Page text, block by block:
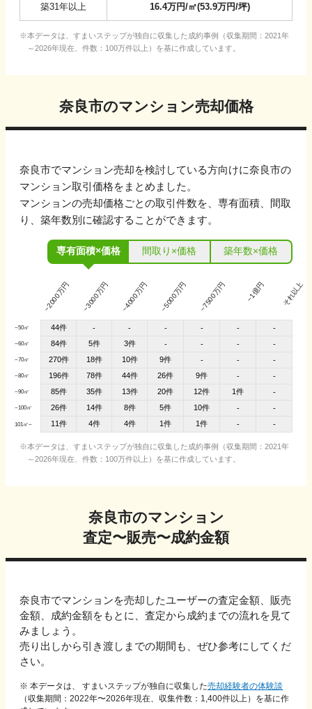
築31年以上 16.4万円/㎡(53.9万円/坪)
本データは、すまいステップが独自に収集した成約事例（収集期間：2021年
～2026年現在、件数：100万件以上）を基に作成しています。
奈良市のマンション売却価格
奈良市でマンション売却を検討している方向けに奈良市の
マンション取引価格をまとめました。
マンションの売却価格ごとの取引件数を、専有面積、間取
り、築年数別に確認することができます。
専有面積×価格 間取り×価格 築年数×価格
~50㎡
~60㎡
~70㎡
~80㎡
~90㎡
~100㎡
101㎡~
~2000万円 ~3000万円 ~4000万円 ~5000万円 ~7500万円 ~1億円 それ以上
44件 - - - - -
-
84件
5件 3件 - - -
-
270件
18件 10件 9件 - -
-
196件
78件 44件 26件 9件 -
-
85件
35件 13件 20件 12件 1件
-
26件
14件 8件 5件 10件 -
-
11件
4件 4件 1件 1件 - -
本データは、すまいステップが独自に収集した成約事例（収集期間：2021年
～2026年現在、件数：100万件以上）を基に作成しています。
奈良市のマンション
査定〜販売〜成約金額
奈良市でマンションを売却したユーザーの査定金額、販売
金額、成約金額をもとに、 査定から成約までの流れを見て
みましょう。
売り出しから引き渡しまでの期間も、ぜひ参考にしてくだ
さい。
※ 本データは、 すまいステップが独自に収集した売却経験者の体験談
（収集期間：2022年〜2026年現在、収集件数： 1,400件以上）を基に作